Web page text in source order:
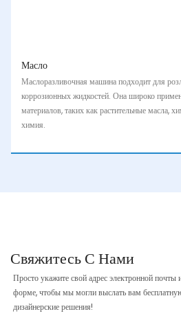
Масло
Маслоразливочная машина подходит для
коррозионных жидкостей. Она широко
материалов, таких как растительные масла,
химия.
Свяжитесь С Нами
Просто укажите свой адрес электронной почты
форме, чтобы мы могли выслать вам
дизайнерские решения!